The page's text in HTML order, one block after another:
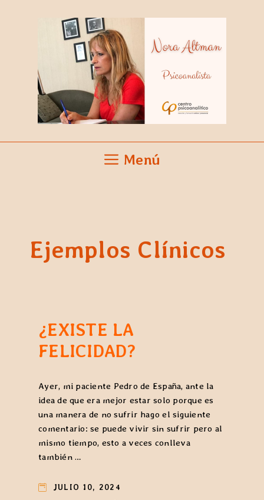
Menú
Ejemplos Clínicos
¿EXISTE LA
FELICIDAD?
Ayer, mi paciente Pedro de España, ante la
idea de que era mejor estar solo porque es
una manera de no sufrir hago el siguiente
comentario: se puede vivir sin sufrir pero al
mismo tiempo, esto a veces conlleva
también …
JULIO 10, 2024